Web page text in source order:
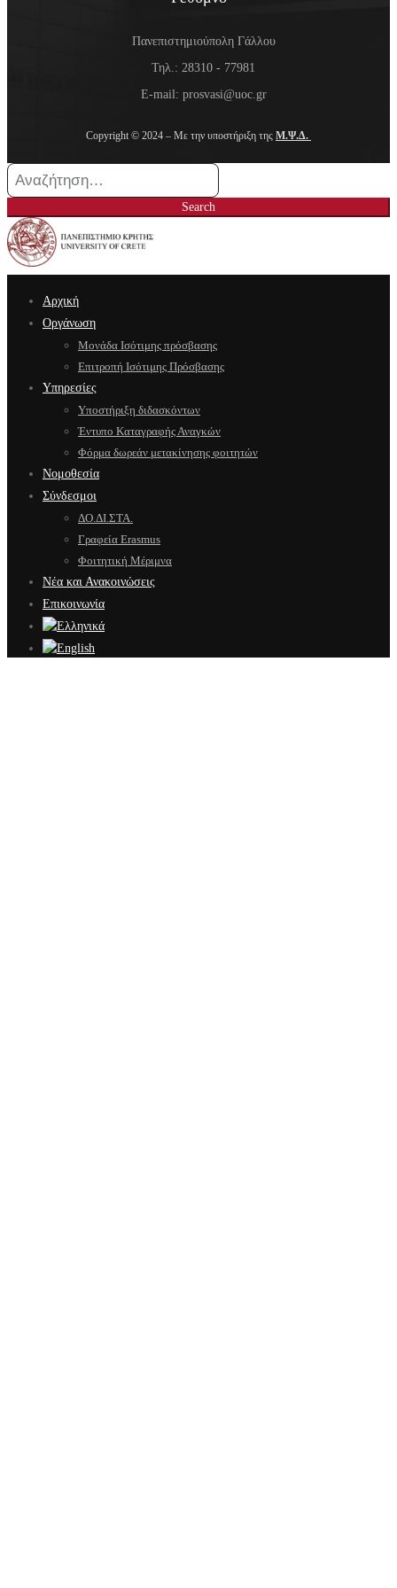
Πανεπιστημιούπολη Γάλλου
Τηλ.: 28310 - 77981
E-mail: prosvasi@uoc.gr
Copyright © 2024 – Με την υποστήριξη της Μ.Ψ.Δ.
Search
for:
Search
Αρχική
Οργάνωση
Μονάδα Ισότιμης πρόσβασης
Επιτροπή Ισότιμης Πρόσβασης
Υπηρεσίες
Υποστήριξη διδασκόντων
Έντυπο Καταγραφής Αναγκών
Φόρμα δωρεάν μετακίνησης φοιτητών
Νομοθεσία
Σύνδεσμοι
ΔΟ.ΔΙ.ΣΤΑ.
Γραφεία Erasmus
Φοιτητική Μέριμνα
Νέα και Ανακοινώσεις
Επικοινωνία